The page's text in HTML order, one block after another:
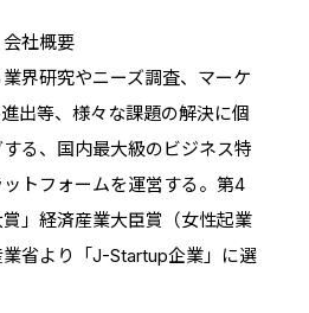
社概要
界研究やニーズ調査、マーケ
出等、様々な課題の解決に個
る、国内最大級のビジネス特
トフォームを運営する。第4
」経済産業大臣賞（女性起業
省より「J-Startup企業」に選